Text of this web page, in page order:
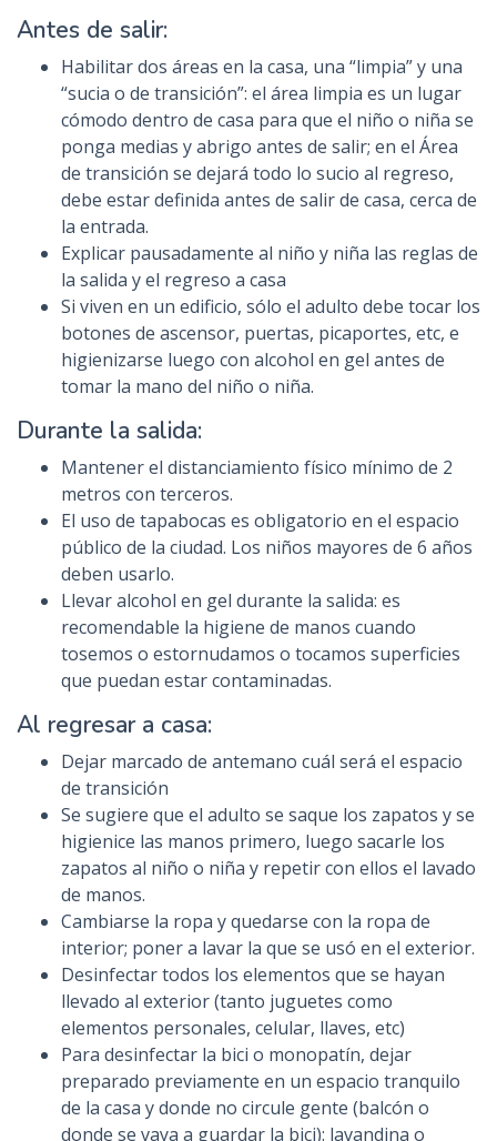
Antes de salir:
Habilitar dos áreas en la casa, una “limpia” y una
“sucia o de transición”: el área limpia es un lugar
cómodo dentro de casa para que el niño o niña se
ponga medias y abrigo antes de salir; en el Área
de transición se dejará todo lo sucio al regreso,
debe estar definida antes de salir de casa, cerca de
la entrada.
Explicar pausadamente al niño y niña las reglas de
la salida y el regreso a casa
Si viven en un edificio, sólo el adulto debe tocar los
botones de ascensor, puertas, picaportes, etc, e
higienizarse luego con alcohol en gel antes de
tomar la mano del niño o niña.
Durante la salida:
Mantener el distanciamiento físico mínimo de 2
metros con terceros.
El uso de tapabocas es obligatorio en el espacio
público de la ciudad. Los niños mayores de 6 años
deben usarlo.
Llevar alcohol en gel durante la salida: es
recomendable la higiene de manos cuando
tosemos o estornudamos o tocamos superficies
que puedan estar contaminadas.
Al regresar a casa:
Dejar marcado de antemano cuál será el espacio
de transición
Se sugiere que el adulto se saque los zapatos y se
higienice las manos primero, luego sacarle los
zapatos al niño o niña y repetir con ellos el lavado
de manos.
Cambiarse la ropa y quedarse con la ropa de
interior; poner a lavar la que se usó en el exterior.
Desinfectar todos los elementos que se hayan
llevado al exterior (tanto juguetes como
elementos personales, celular, llaves, etc)
Para desinfectar la bici o monopatín, dejar
preparado previamente en un espacio tranquilo
de la casa y donde no circule gente (balcón o
donde se vaya a guardar la bici): lavandina o